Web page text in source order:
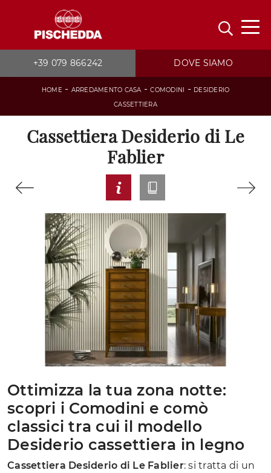
+39 079 866242 DOVE SIAMO
HOME - ARREDAMENTO CASA -COMODINI - DESIDERIO
CASSETTIERA
Cassettiera Desiderio di Le
Fablier
Ottimizza la tua zona notte:
scopri i Comodini e comò
classici tra cui il modello
Desiderio cassettiera in legno
Cassettiera Desiderio di Le Fablier: si tratta di un